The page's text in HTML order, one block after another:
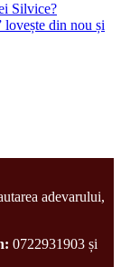
Silvice?
lovește din nou și
adevarului,
0722931903 și